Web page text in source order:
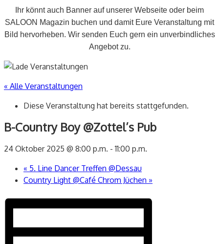
Ihr könnt auch Banner auf unserer Webseite oder beim
SALOON Magazin buchen und damit Eure Veranstaltung mit
Bild hervorheben. Wir senden Euch gern ein unverbindliches
Angebot zu.
« Alle Veranstaltungen
Diese Veranstaltung hat bereits stattgefunden.
B-Country Boy @Zottel’s Pub
24 Oktober 2025 @ 8:00 p.m. -11:00 p.m.
« 5. Line Dancer Treffen @Dessau
Country Light @Café Chrom Jüchen »